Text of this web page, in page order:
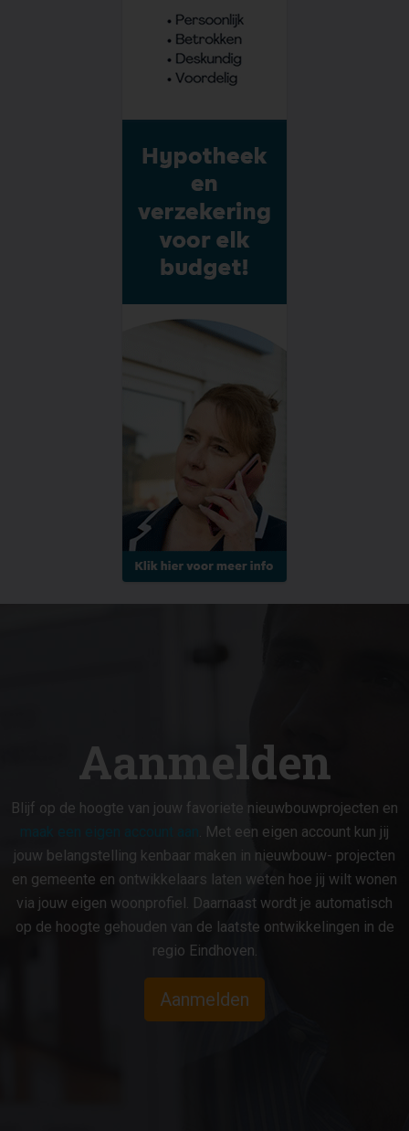
Aanmelden
Blijf op de hoogte van jouw favoriete nieuwbouwprojecten en
. Met een eigen account kun jij
jouw belangstelling kenbaar maken in nieuwbouw- projecten
en gemeente en ontwikkelaars laten weten hoe jij wilt wonen
via jouw eigen woonprofiel. Daarnaast wordt je automatisch
op de hoogte gehouden van de laatste ontwikkelingen in de
regio Eindhoven.
Aanmelden